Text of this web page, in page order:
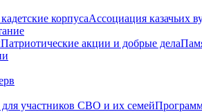
корпусаАссоциация казачьих
Патриотические акции и добрые дела
участников СВО и их семей